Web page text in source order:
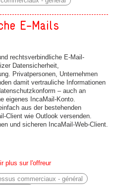
E-Mails
rechtsverbindliche E-Mail-
Datensicherheit,
Privatpersonen, Unternehmen
damit vertrauliche Informationen
– auch an
eigenes IncaMail-Konto.
aus der bestehenden
Client wie Outlook versenden.
und sicheren IncaMail-Web-Client.
plus sur l'offreur
commerciaux - général